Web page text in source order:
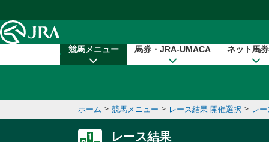
競馬メニュー 馬券・JRA-UMACA ネット馬
ホーム > 競馬メニュー > レース結果 開催選択 > レ
レース結果